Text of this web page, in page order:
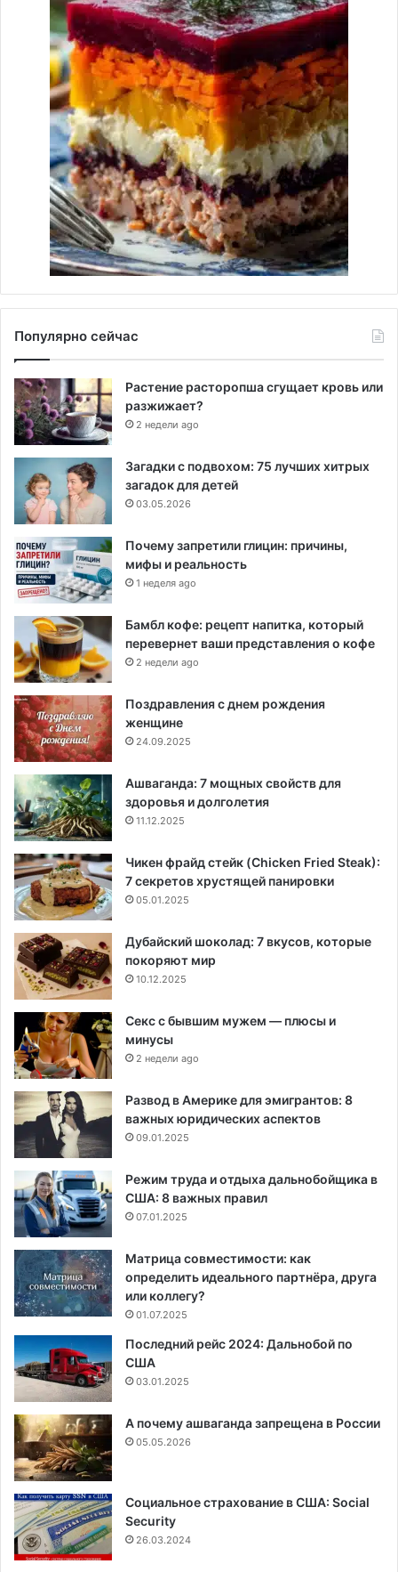
Популярно сейчас
Растение расторопша сгущает кровь или
разжижает?
2 недели ago
Загадки с подвохом: 75 лучших хитрых
загадок для детей
03.05.2026
Почему запретили глицин: причины,
мифы и реальность
1 неделя ago
Бамбл кофе: рецепт напитка, который
перевернет ваши представления о кофе
2 недели ago
Поздравления с днем рождения
женщине
24.09.2025
Ашваганда: 7 мощных свойств для
здоровья и долголетия
11.12.2025
Чикен фрайд стейк (Chicken Fried Steak):
7 секретов хрустящей панировки
05.01.2025
Дубайский шоколад: 7 вкусов, которые
покоряют мир
10.12.2025
Секс с бывшим мужем — плюсы и
минусы
2 недели ago
Развод в Америке для эмигрантов: 8
важных юридических аспектов
09.01.2025
Режим труда и отдыха дальнобойщика в
США: 8 важных правил
07.01.2025
Матрица совместимости: как
определить идеального партнёра, друга
или коллегу?
01.07.2025
Последний рейс 2024: Дальнобой по
США
03.01.2025
А почему ашваганда запрещена в России
05.05.2026
Социальное страхование в США: Social
Security
26.03.2024